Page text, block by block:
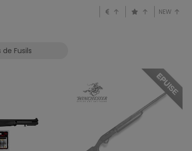
NEW
EPUISE